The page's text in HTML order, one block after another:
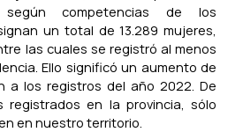
competencias de los
un total de 13.289 mujeres,
las cuales se registró al menos
Ello significó un aumento de
a los registros del año 2022. De
en la provincia, sólo
en nuestro territorio.